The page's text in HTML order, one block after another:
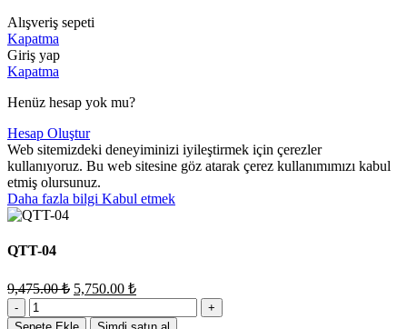
Alışveriş sepeti
Kapatma
Giriş yap
Kapatma
Henüz hesap yok mu?
Hesap Oluştur
Web sitemizdeki deneyiminizi iyileştirmek için çerezler
kullanıyoruz. Bu web sitesine göz atarak çerez kullanımımızı kabul
etmiş olursunuz.
Daha fazla bilgi Daha
Kabul etmek
QTT-04
9,475.00₺ Orijinal
fiyat:
9,475.00 ₺.
5,750.00 ₺Şu
andaki
fiyat:
QTT-
04